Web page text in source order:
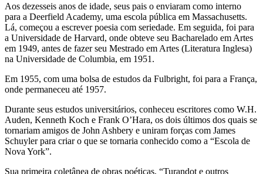
Aos dezesseis anos de idade, seus pais o enviaram como interno
para a Deerfield Academy, uma escola pública em Massachusetts.
Lá, começou a escrever poesia com seriedade. Em seguida, foi para
a Universidade de Harvard, onde obteve seu Bacharelado em Artes
em 1949, antes de fazer seu Mestrado em Artes (Literatura Inglesa)
na Universidade de Columbia, em 1951.
Em 1955, com uma bolsa de estudos da Fulbright, foi para a França,
onde permaneceu até 1957.
Durante seus estudos universitários, conheceu escritores como W.H.
Auden, Kenneth Koch e Frank O’Hara, os dois últimos dos quais se
tornariam amigos de John Ashbery e uniram forças com James
Schuyler para criar o que se tornaria conhecido como a “Escola de
Nova York”.
Sua primeira coletânea de obras poéticas, “Turandot e outros